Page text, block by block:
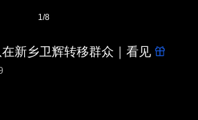
1/8
新乡卫辉转移群众｜看见